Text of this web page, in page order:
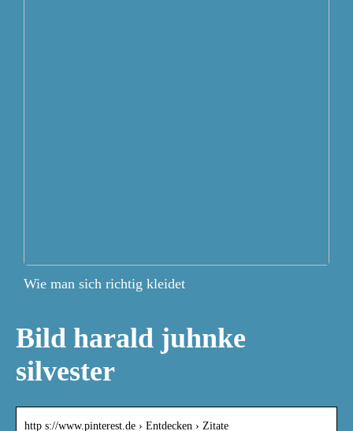
Wie man sich richtig kleidet
Bild harald juhnke
silvester
http s://www.pinterest.de › Entdecken › Zitate